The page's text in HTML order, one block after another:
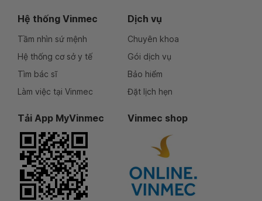
Hệ thống Vinmec
Tầm nhìn sứ mệnh
Hệ thống cơ sở y tế
Tìm bác sĩ
Làm việc tại Vinmec
Dịch vụ
Chuyên khoa
Gói dịch vụ
Bảo hiểm
Đặt lịch hẹn
Tải App MyVinmec Vinmec shop